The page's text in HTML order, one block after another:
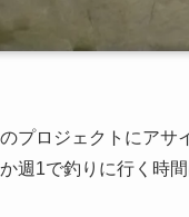
プロジェクトにアサ
週1で釣りに行く時